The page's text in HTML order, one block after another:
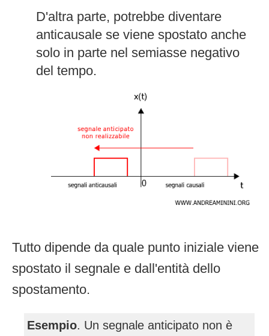
D'altra parte, potrebbe diventare
anticausale se viene spostato anche
solo in parte nel semiasse negativo
del tempo.
Tutto dipende da quale punto iniziale viene
spostato il segnale e dall'entità dello
spostamento.
Esempio. Un segnale anticipato non è